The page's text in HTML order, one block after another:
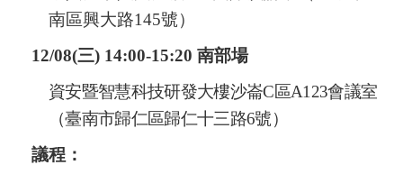
南區興大路145號）
12/08(三) 14:00-15:20 南部場
資安暨智慧科技研發大樓沙崙C 區A123會議室
（臺南市歸仁區歸仁十三路6號）
議程：